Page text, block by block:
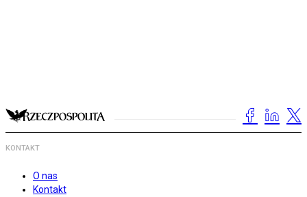
KONTAKT
O nas
Kontakt